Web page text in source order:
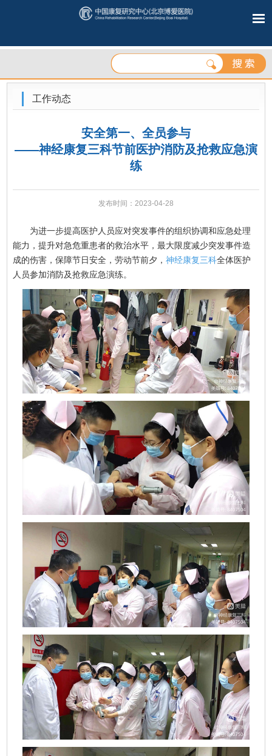
工作动态
安全第一、全员参与
——神经康复三科节前医护消防及抢救应急演
练
发布时间：2023-04-28
为进一步提高医护人员应对突发事件的组织协调和应急处理
能力，提升对急危重患者的救治水平，最大限度减少突发事件造
成的伤害，保障节日安全，劳动节前夕，神经康复三科全体医护
人员参加消防及抢救应急演练。